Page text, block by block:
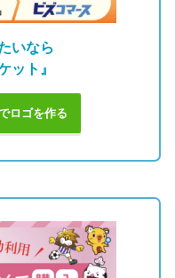
いなら
ット』
ロゴを作る